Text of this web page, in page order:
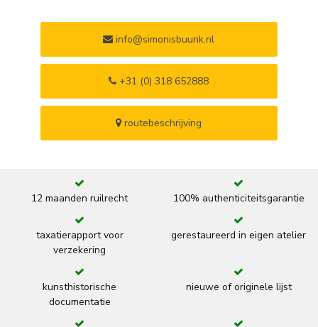
info@simonisbuunk.nl
+31 (0) 318 652888
routebeschrijving
12 maanden ruilrecht 100% authenticiteitsgarantie
taxatierapport voor
verzekering
gerestaureerd in eigen atelier
kunsthistorische
documentatie
nieuwe of originele lijst